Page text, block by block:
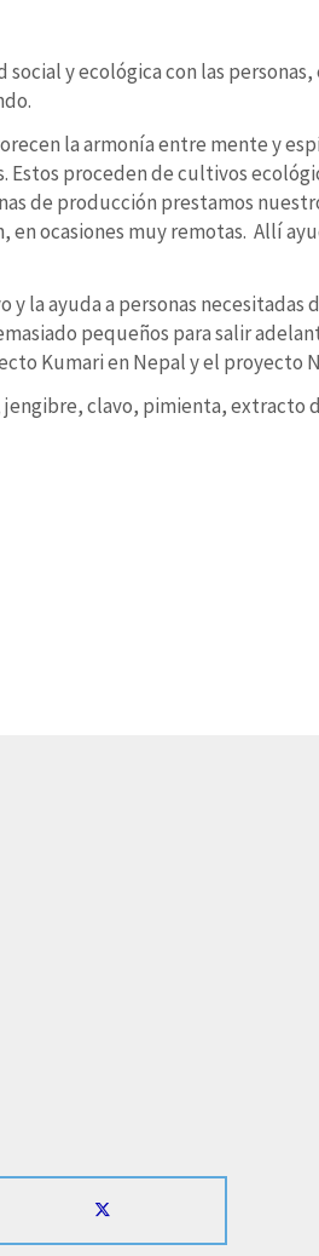
social y ecológica con las
la armonía entre mente y
Estos proceden de cultivos
de producción prestamos
ocasiones muy remotas. Allí
la ayuda a personas
pequeños para salir
Kumari en Nepal y el proyecto
clavo, pimienta, extracto